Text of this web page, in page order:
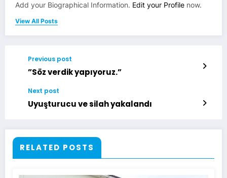
Add your Biographical Information. Edit your Profile now.
View All Posts
Previous post
”Söz verdik yapıyoruz.”
Next post
Uyuşturucu ve silah yakalandı
RELATED POSTS